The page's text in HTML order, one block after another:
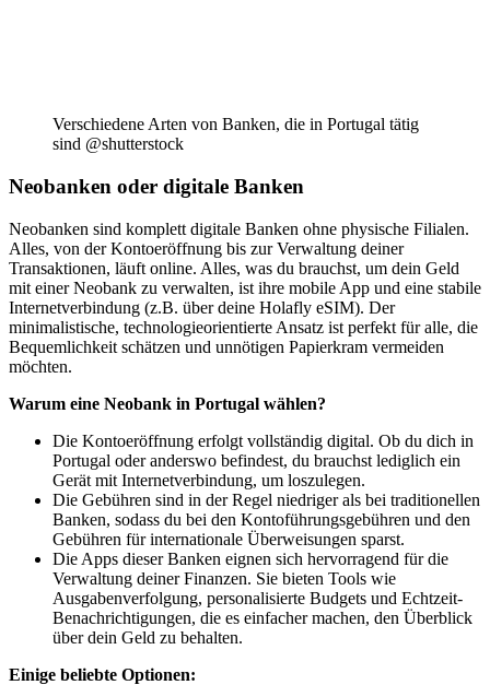
Verschiedene Arten von Banken, die in Portugal tätig
sind @shutterstock
Neobanken oder digitale Banken
Neobanken sind komplett digitale Banken ohne physische Filialen.
Alles, von der Kontoeröffnung bis zur Verwaltung deiner
Transaktionen, läuft online. Alles, was du brauchst, um dein Geld
mit einer Neobank zu verwalten, ist ihre mobile App und eine stabile
Internetverbindung (z.B. über deine Holafly eSIM). Der
minimalistische, technologieorientierte Ansatz ist perfekt für alle, die
Bequemlichkeit schätzen und unnötigen Papierkram vermeiden
möchten.
Warum eine Neobank in Portugal wählen?
Die Kontoeröffnung erfolgt vollständig digital. Ob du dich in
Portugal oder anderswo befindest, du brauchst lediglich ein
Gerät mit Internetverbindung, um loszulegen.
Die Gebühren sind in der Regel niedriger als bei traditionellen
Banken, sodass du bei den Kontoführungsgebühren und den
Gebühren für internationale Überweisungen sparst.
Die Apps dieser Banken eignen sich hervorragend für die
Verwaltung deiner Finanzen. Sie bieten Tools wie
Ausgabenverfolgung, personalisierte Budgets und Echtzeit-
Benachrichtigungen, die es einfacher machen, den Überblick
über dein Geld zu behalten.
Einige beliebte Optionen: